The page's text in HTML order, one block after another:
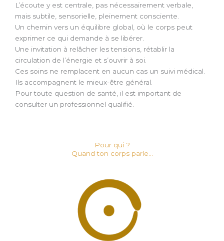
L’écoute y est centrale, pas nécessairement verbale,
mais subtile, sensorielle, pleinement consciente.
Un chemin vers un équilibre global, où le corps peut
exprimer ce qui demande à se libérer.
Une invitation à relâcher les tensions, rétablir la
circulation de l’énergie et s’ouvrir à soi.
Ces soins ne remplacent en aucun cas un suivi médical.
Ils accompagnent le mieux-être général.
Pour toute question de santé, il est important de
consulter un professionnel qualifié.
Pour qui ?
Quand ton corps parle...